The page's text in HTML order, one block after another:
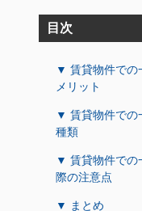
目次
▼ 賃貸物件での
メリット
▼ 賃貸物件での
種類
▼ 賃貸物件での
際の注意点
▼ まとめ